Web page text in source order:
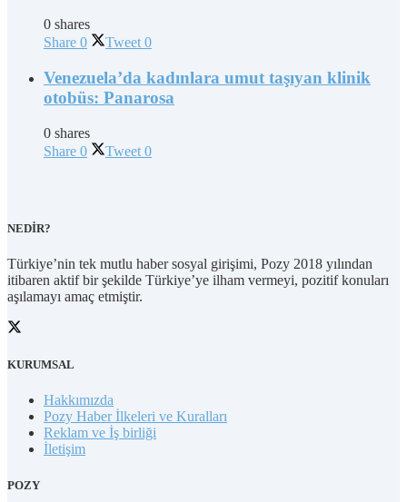
0 shares
Share 0 Tweet 0
Venezuela’da kadınlara umut taşıyan klinik
otobüs: Panarosa
0 shares
Share 0 Tweet 0
NEDİR?
Türkiye’nin tek mutlu haber sosyal girişimi, Pozy 2018 yılından
itibaren aktif bir şekilde Türkiye’ye ilham vermeyi, pozitif konuları
aşılamayı amaç etmiştir.
KURUMSAL
Hakkımızda
Pozy Haber İlkeleri ve Kuralları
Reklam ve İş birliği
İletişim
POZY